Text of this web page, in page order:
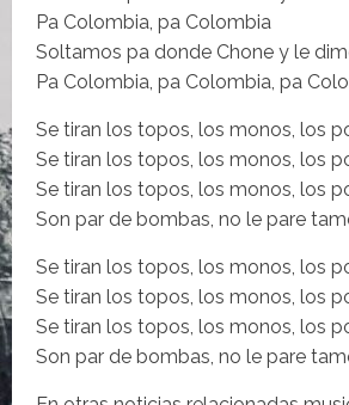
Pa Colombia, pa Colombia
Soltamos pa donde Chone y le
Pa Colombia, pa Colombia, pa
Se tiran los topos, los monos, los
Se tiran los topos, los monos, los
Se tiran los topos, los monos, los
Son par de bombas, no le pare
Se tiran los topos, los monos, los
Se tiran los topos, los monos, los
Se tiran los topos, los monos, los
Son par de bombas, no le pare